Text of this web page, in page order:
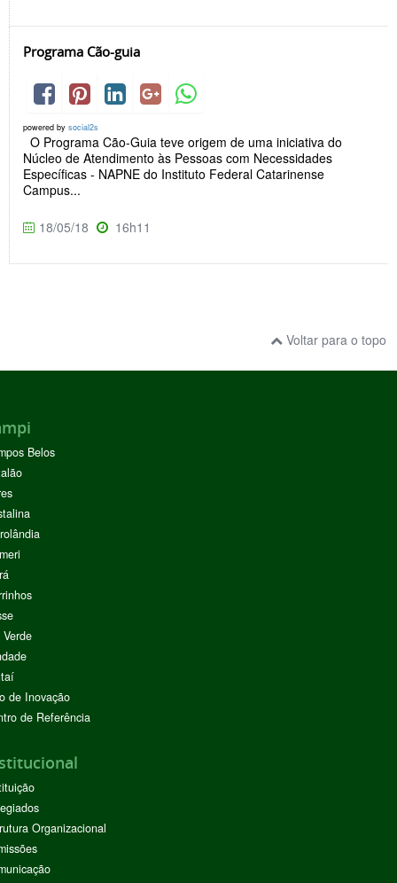
Programa Cão-guia
powered by social2s
O Programa Cão-Guia teve origem de uma iniciativa do
Núcleo de Atendimento às Pessoas com Necessidades
Específicas - NAPNE do Instituto Federal Catarinense
Campus...
18/05/18 16h11
Voltar para o topo
Belos
de Inovação
de Referência
Organizacional